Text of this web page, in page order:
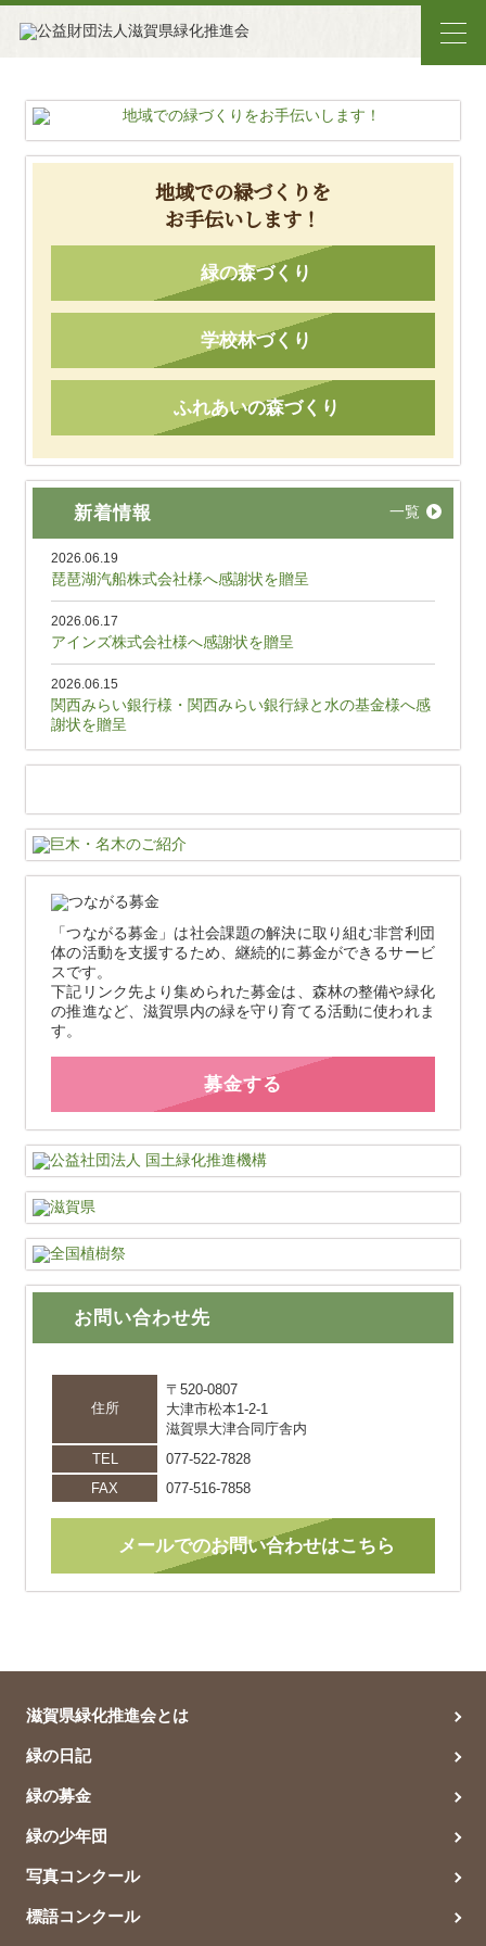
地域での緑づくりを
お手伝いします！
緑の森づくり
学校林づくり
ふれあいの森づくり
新着情報 一覧
2026.06.19
琵琶湖汽船株式会社様へ感謝状を贈呈
2026.06.17
アインズ株式会社様へ感謝状を贈呈
2026.06.15
関西みらい銀行様・関西みらい銀行緑と水の基金様へ感
謝状を贈呈
「つながる募金」は社会課題の解決に取り組む非営利団
体の活動を支援するため、継続的に募金ができるサービ
スです。
下記リンク先より集められた募金は、森林の整備や緑化
の推進など、滋賀県内の緑を守り育てる活動に使われま
す。
募金する
お問い合わせ先
住所
〒520-0807
大津市松本1-2-1
滋賀県大津合同庁舎内
TEL
077-522-7828
FAX
077-516-7858
メールでのお問い合わせはこちら
滋賀県緑化推進会とは
緑の日記
緑の募金
緑の少年団
写真コンクール
標語コンクール